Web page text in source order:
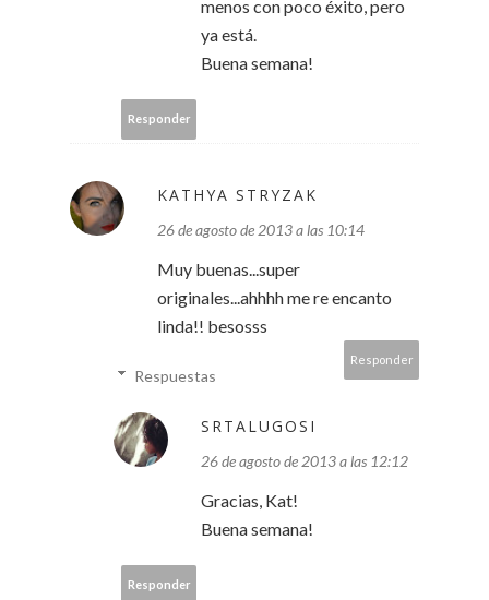
menos con poco éxito, pero
ya está.
Buena semana!
Responder
KATHYA STRYZAK
26 de agosto de 2013 a las 10:14
Muy buenas...super
originales...ahhhh me re encanto
linda!! besosss
Responder
Respuestas
SRTALUGOSI
26 de agosto de 2013 a las 12:12
Gracias, Kat!
Buena semana!
Responder